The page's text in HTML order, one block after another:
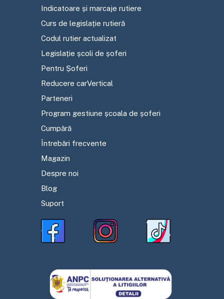
Indicatoare și marcaje rutiere
Curs de legislație rutieră
Codul rutier actualizat
Legislație școli de șoferi
Pentru Șoferi
Reducere carVertical
Parteneri
Program gestiune școala de șoferi
Cumpără
Întrebări frecvente
Magazin
Despre noi
Blog
Suport